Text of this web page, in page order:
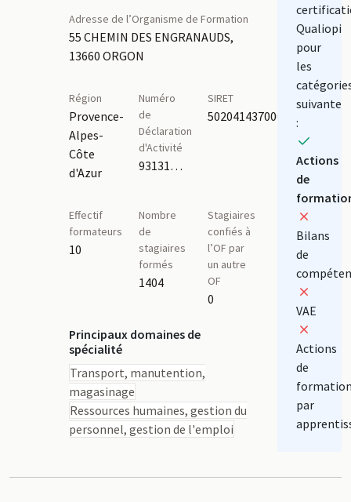
Adresse de l’Organisme de Formation
55 CHEMIN DES ENGRANAUDS,
13660 ORGON
Région
Provence-
Alpes-
Côte
d'Azur
Numéro
de
Déclaration
d'Activité
93131781713,93840297284
SIRET
50204143700026
Effectif
formateurs
10
Nombre
de
stagiaires
formés
1404
Stagiaires
confiés à
l’OF par
un autre
OF
0
Principaux domaines de
spécialité
Transport, manutention,
magasinage
Ressources humaines, gestion du
personnel, gestion de l'emploi
Qualiopi
pour
les
suivante
:
Actions
de
Bilans
de
VAE
Actions
de
par